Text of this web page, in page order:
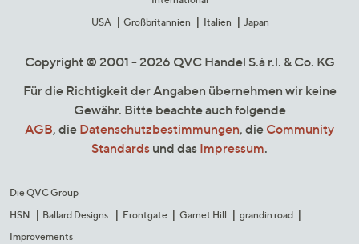
USA
Großbritannien Italien Japan
Copyright © 2001 - 2026 QVC Handel S.à r.l. & Co. KG
Für die Richtigkeit der Angaben übernehmen wir keine
Gewähr. Bitte beachte auch folgende
AGB, die Datenschutzbestimmungen, die Community
Standards und das Impressum.
Die QVC Group
HSN
Ballard Designs Frontgate Garnet Hill
grandin road
Improvements